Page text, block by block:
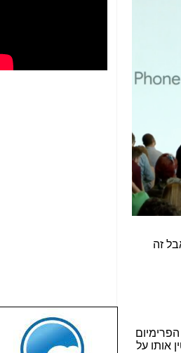
סטריאו אבל זה
אותו על
שבוע טוב לכל
הגולשים באשר